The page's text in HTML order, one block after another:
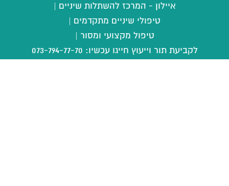
איילון - המרכז להשתלות שיניים |
טיפולי שיניים מתקדמים |
טיפול מקצועי ומסור |
לקביעת תור וייעוץ חייגו עכשיו: 073-794-77-70